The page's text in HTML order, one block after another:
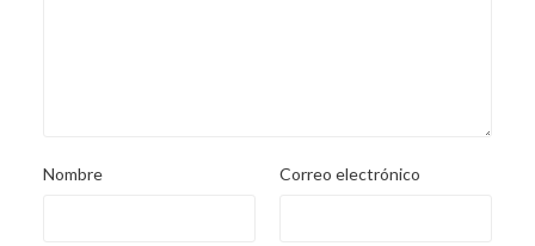
Nombre Correo electrónico